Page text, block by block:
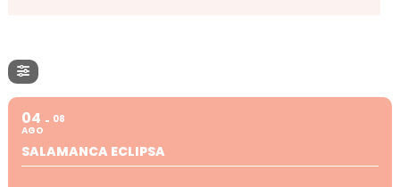
04
AGO
08
SALAMANCA ECLIPSA